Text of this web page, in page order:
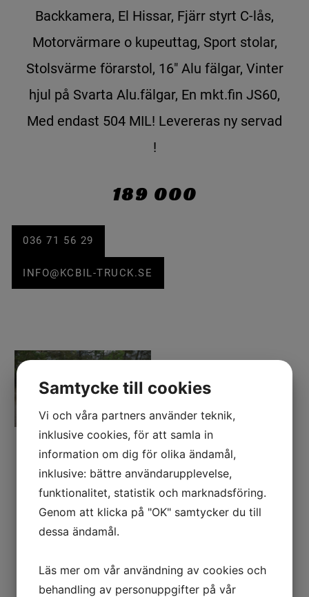
Backkamera, El Hissar, Fjärr styrt C-lås,
Motorvärmare o kupeuttag, Sport stolar,
Stolsvärme förarstol, 16" Alu fälgar, Vinter
hjul på Svarta Alu.fälgar, En mkt.fin JS60,
Med endast 504 MIL! Levereras ny servad
!
189 000
036 71 56 29
INFO@KCBIL-TRUCK.SE
Samtycke till cookies
Vi och våra partners använder teknik,
inklusive cookies, för att samla in
information om dig för olika ändamål,
inklusive: bättre användarupplevelse,
funktionalitet, statistik och marknadsföring.
Genom att klicka på "OK" samtycker du till
dessa ändamål.
Läs mer om vår användning av cookies och
behandling av personuppgifter på vår